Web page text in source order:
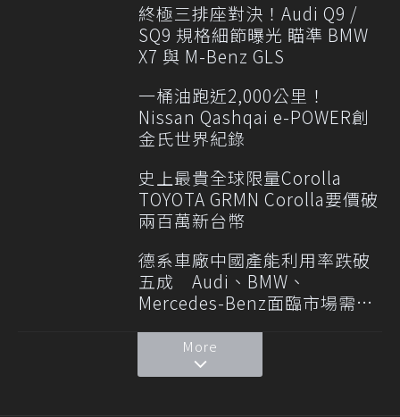
終極三排座對決！Audi Q9 /
SQ9 規格細節曝光 瞄準 BMW
X7 與 M-Benz GLS
一桶油跑近2,000公里！
Nissan Qashqai e-POWER創
金氏世界紀錄
史上最貴全球限量Corolla
TOYOTA GRMN Corolla要價破
兩百萬新台幣
德系車廠中國產能利用率跌破
五成 Audi、BMW、
Mercedes-Benz面臨市場需求
More